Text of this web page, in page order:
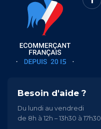
Besoin d'aide ?
Du lundi au vendredi
de 8h à 12h – 13h30 à 17h30